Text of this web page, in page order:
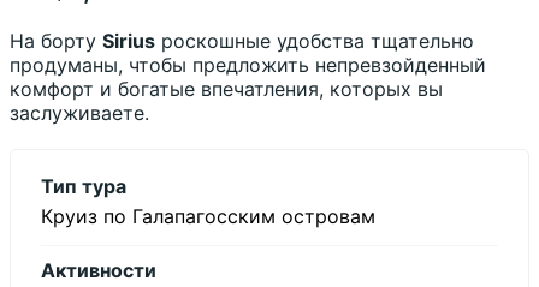
На борту Sirius роскошные удобства тщательно
продуманы, чтобы предложить непревзойденный
комфорт и богатые впечатления, которых вы
заслуживаете.
Тип тура
Круиз по Галапагосским островам
Активности